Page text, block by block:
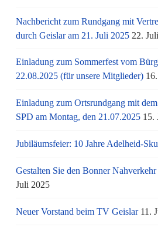
Nachbericht zum Rundgang mit
durch Geislar am 21. Juli 2025 22.
Einladung zum Sommerfest vom
22.08.2025 (für unsere Mitglieder)
Einladung zum Ortsrundgang mit
SPD am Montag, den 21.07.2025 15.
Jubiläumsfeier: 10 Jahre Adelheid-
Gestalten Sie den Bonner
Juli 2025
Neuer Vorstand beim TV Geislar 11.